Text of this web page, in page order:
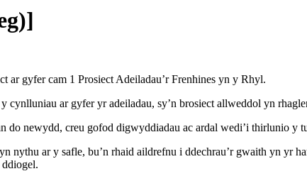
gyfer cam 1 Prosiect Adeiladau’r Frenhines yn y Rhyl.
cynlluniau ar gyfer yr adeiladau, sy’n brosiect allweddol yn
newydd, creu gofod digwyddiadau ac ardal wedi’i thirlunio y
nythu ar y safle, bu’n rhaid aildrefnu i ddechrau’r gwaith yn yr